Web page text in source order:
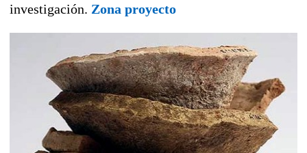
investigación. Zona proyecto